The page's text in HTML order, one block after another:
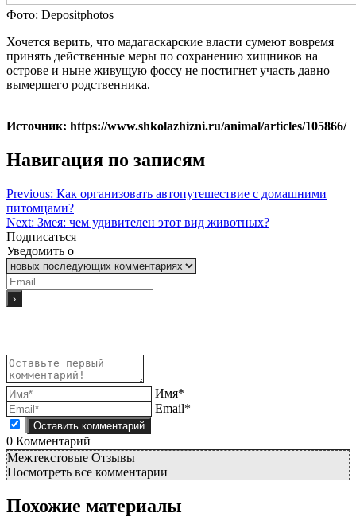
Фото: Depositphotos
Хочется верить, что мадагаскарские власти сумеют вовремя
принять действенные меры по сохранению хищников на
острове и ныне живущую фоссу не постигнет участь давно
вымершего родственника.
Источник: https://www.shkolazhizni.ru/animal/articles/105866/
Навигация по записям
Previous: Как организовать автопутешествие с домашними
питомцами?
Next: Змея: чем удивителен этот вид животных?
Подписаться
Уведомить о
Имя*
Email*
0 Комментарий
Межтекстовые Отзывы
Посмотреть все комментарии
Похожие материалы